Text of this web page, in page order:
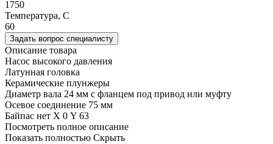
1750
Температура, C
60
Задать вопрос специалисту
Описание товара
Насос высокого давления
Латунная головка
Керамические плунжеры
Диаметр вала 24 мм с фланцем под привод или муфту
Осевое соединение 75 мм
Байпас нет Х 0 Y 63
Посмотреть полное описание
Показать полностью Скрыть